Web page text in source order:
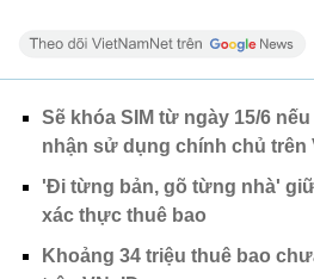
Sẽ khóa SIM từ ngày 15/6
nhận sử dụng chính chủ trên
'Đi từng bản, gõ từng nhà'
xác thực thuê bao
Khoảng 34 triệu thuê bao